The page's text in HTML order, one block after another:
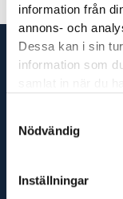
information från
annons- och
Dessa kan i sin
information som
Nödvändig
Inställningar
till hela Sverige